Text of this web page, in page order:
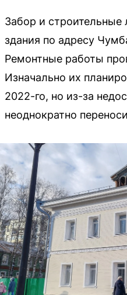
Забор и
здания по адресу
Ремонтные работы
Изначально их
2022-го, но из-за
неоднократно